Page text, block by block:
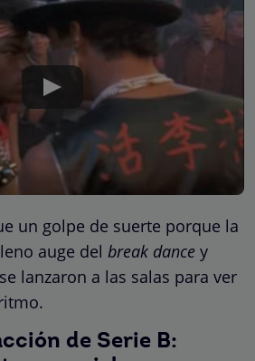
un golpe de suerte porque la
auge del break dance y
lanzaron a las salas para ver
de Serie B: